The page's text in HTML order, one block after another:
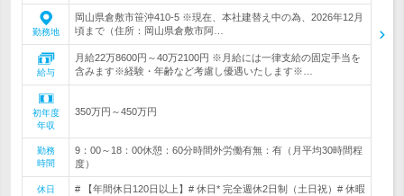
勤務地
岡山県倉敷市笹沖410-5 ※現在、本社建替え中の為、2026年12月
頃まで（住所：岡山県倉敷市阿…
給与
月給22万8600円～40万2100円 ※月給には一律支給の固定手当を
含みます※経験・年齢など考慮し優遇いたします※…
初年度
年収
350万円～450万円
勤務
時間
9：00～18：00休憩：60分時間外労働有無：有（月平均30時間程
度）
休日
# 【年間休日120日以上】# 休日* 完全週休2日制（土日祝）# 休暇